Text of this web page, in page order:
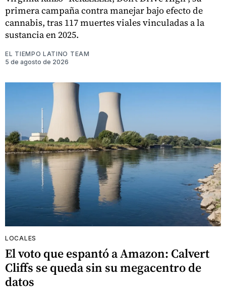
primera campaña contra manejar bajo efecto de
cannabis, tras 117 muertes viales vinculadas a la
sustancia en 2025.
EL TIEMPO LATINO TEAM
5 de agosto de 2026
LOCALES
El voto que espantó a Amazon: Calvert
Cliffs se queda sin su megacentro de
datos